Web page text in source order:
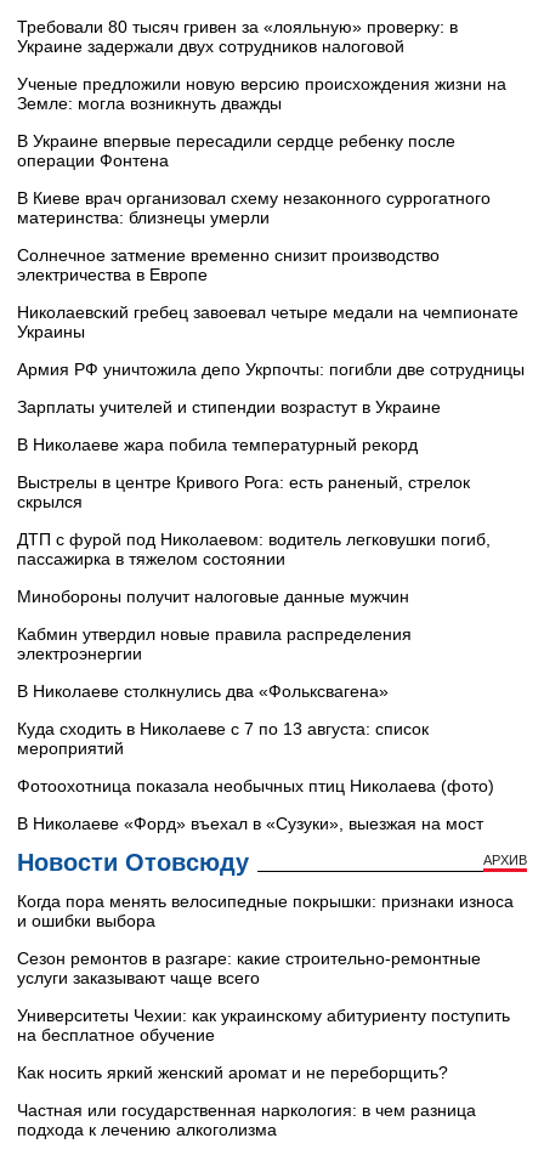
Требовали 80 тысяч гривен за «лояльную» проверку: в
Украине задержали двух сотрудников налоговой
Ученые предложили новую версию происхождения жизни на
Земле: могла возникнуть дважды
В Украине впервые пересадили сердце ребенку после
операции Фонтена
В Киеве врач организовал схему незаконного суррогатного
материнства: близнецы умерли
Солнечное затмение временно снизит производство
электричества в Европе
Николаевский гребец завоевал четыре медали на чемпионате
Украины
Армия РФ уничтожила депо Укрпочты: погибли две сотрудницы
Зарплаты учителей и стипендии возрастут в Украине
В Николаеве жара побила температурный рекорд
Выстрелы в центре Кривого Рога: есть раненый, стрелок
скрылся
ДТП с фурой под Николаевом: водитель легковушки погиб,
пассажирка в тяжелом состоянии
Минобороны получит налоговые данные мужчин
Кабмин утвердил новые правила распределения
электроэнергии
В Николаеве столкнулись два «Фольксвагена»
Куда сходить в Николаеве с 7 по 13 августа: список
мероприятий
Фотоохотница показала необычных птиц Николаева (фото)
В Николаеве «Форд» въехал в «Сузуки», выезжая на мост
Новости Отовсюду АРХИВ
Когда пора менять велосипедные покрышки: признаки износа
и ошибки выбора
Сезон ремонтов в разгаре: какие строительно-ремонтные
услуги заказывают чаще всего
Университеты Чехии: как украинскому абитуриенту поступить
на бесплатное обучение
Как носить яркий женский аромат и не переборщить?
Частная или государственная наркология: в чем разница
подхода к лечению алкоголизма